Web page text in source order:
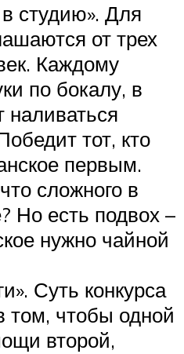
студию». Для
от трех
Каждому
по бокалу, в
наливаться
тот, кто
первым.
сложного в
Но есть подвох –
нужно чайной
Суть конкурса
том, чтобы одной
второй,